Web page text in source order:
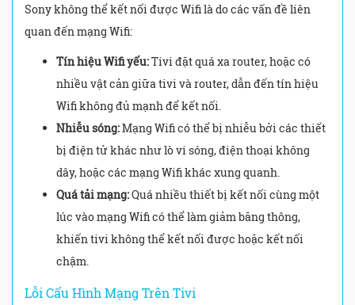
Sony không thể kết nối được Wifi là do các vấn đề liên
quan đến mạng Wifi:
Tín hiệu Wifi yếu:Tivi đặt quá xa router, hoặc có
nhiều vật cản giữa tivi và router, dẫn đến tín hiệu
Wifi không đủ mạnh để kết nối.
Nhiễu sóng:Mạng Wifi có thể bị nhiễu bởi các thiết
bị điện tử khác như lò vi sóng, điện thoại không
dây, hoặc các mạng Wifi khác xung quanh.
Quá tải mạng:Quá nhiều thiết bị kết nối cùng một
lúc vào mạng Wifi có thể làm giảm băng thông,
khiến tivi không thể kết nối được hoặc kết nối
chậm.
Lỗi Cấu Hình Mạng Trên Tivi